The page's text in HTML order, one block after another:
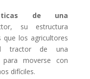
de una
su estructura
que los agricultores
tractor de una
para moverse con
difíciles.